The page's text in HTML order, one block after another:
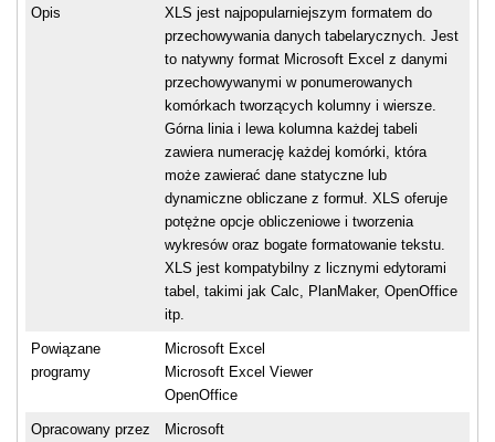
Opis
XLS jest najpopularniejszym formatem do
przechowywania danych tabelarycznych. Jest
to natywny format Microsoft Excel z danymi
przechowywanymi w ponumerowanych
komórkach tworzących kolumny i wiersze.
Górna linia i lewa kolumna każdej tabeli
zawiera numerację każdej komórki, która
może zawierać dane statyczne lub
dynamiczne obliczane z formuł. XLS oferuje
potężne opcje obliczeniowe i tworzenia
wykresów oraz bogate formatowanie tekstu.
XLS jest kompatybilny z licznymi edytorami
tabel, takimi jak Calc, PlanMaker, OpenOffice
itp.
Powiązane
programy
Microsoft Excel
Microsoft Excel Viewer
OpenOffice
Opracowany przez Microsoft